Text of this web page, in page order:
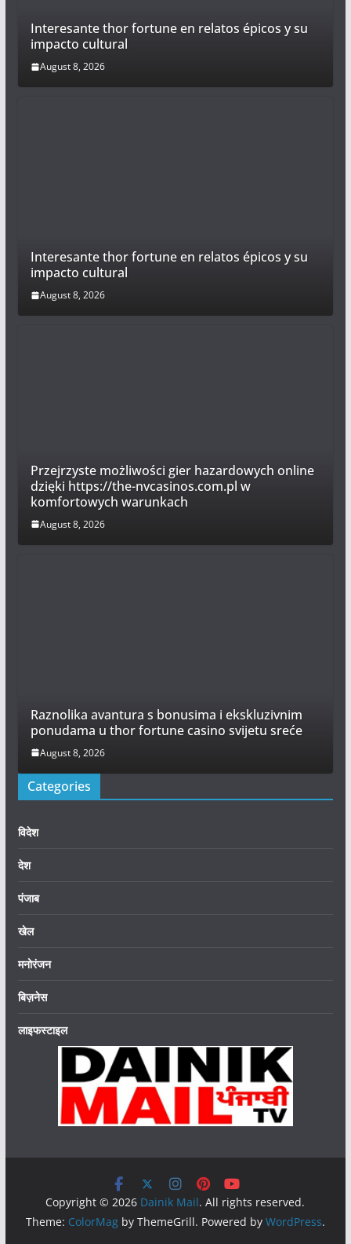
Interesante thor fortune en relatos épicos y su
impacto cultural
August 8, 2026
Interesante thor fortune en relatos épicos y su
impacto cultural
August 8, 2026
Przejrzyste możliwości gier hazardowych online
dzięki https://the-nvcasinos.com.pl w
komfortowych warunkach
August 8, 2026
Raznolika avantura s bonusima i ekskluzivnim
ponudama u thor fortune casino svijetu sreće
August 8, 2026
Categories
विदेश
देश
पंजाब
खेल
मनोरंजन
बिज़नेस
लाइफस्टाइल
Copyright © 2026 Dainik Mail. All rights reserved.
Theme: ColorMagby ThemeGrill. Powered by WordPress.